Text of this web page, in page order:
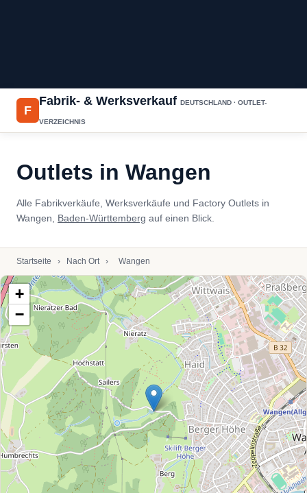
F
Fabrik- & WerksverkaufDEUTSCHLAND · OUTLET-
VERZEICHNIS
Outlets in Wangen
Alle Fabrikverkäufe, Werksverkäufe und Factory Outlets in
Wangen, Baden-Württemberg auf einen Blick.
Startseite › Nach Ort › Wangen
+
−